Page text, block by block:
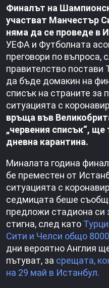
Финалът на
участват Манчестър
няма да се проведе в
УЕФА и Футболната
преговори по въпроса,
правителство постави
да бъде домакин на
списък на страните за
ситуацията с
връща във
„червения списък“,
дневна карантина.
Миналата година
бе преместен от
ситуацията с
седмицата беше
предложи стадиона си
стигна, след като
Сити и Челси общо
дни вероятно Англия
пътуват, за срещата,
на 29 май в Истанбул.